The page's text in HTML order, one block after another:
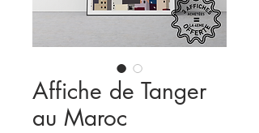
Affiche de Tanger
au Maroc